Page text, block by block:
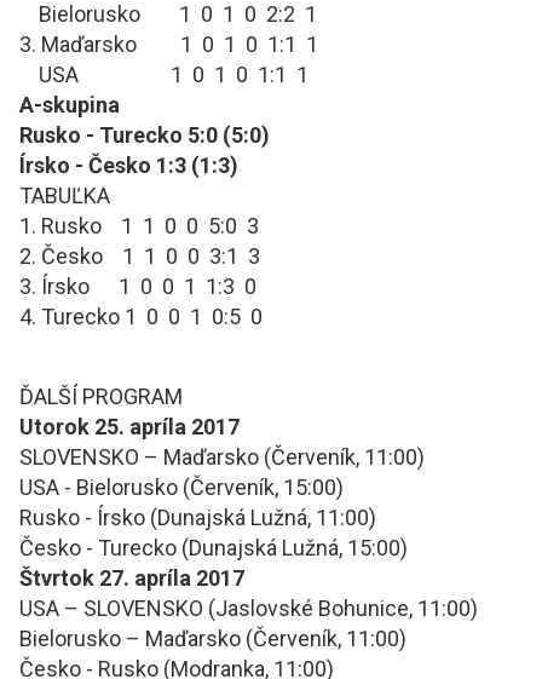
Bielorusko 1 0 1 0 2:2 1
3. Maďarsko 1 0 1 0 1:1 1
USA 1 0 1 0 1:1 1
A-skupina
Rusko - Turecko 5:0 (5:0)
Írsko - Česko 1:3 (1:3)
TABUĽKA
1. Rusko 1 1 0 0 5:0 3
2. Česko 1 1 0 0 3:1 3
3. Írsko 1 0 0 1 1:3 0
4. Turecko 1 0 0 1 0:5 0
ĎALŠÍ PROGRAM
Utorok 25. apríla 2017
SLOVENSKO – Maďarsko (Červeník, 11:00)
USA - Bielorusko (Červeník, 15:00)
Rusko - Írsko (Dunajská Lužná, 11:00)
Česko - Turecko (Dunajská Lužná, 15:00)
Štvrtok 27. apríla 2017
USA – SLOVENSKO (Jaslovské Bohunice, 11:00)
Bielorusko – Maďarsko (Červeník, 11:00)
Česko - Rusko (Modranka, 11:00)